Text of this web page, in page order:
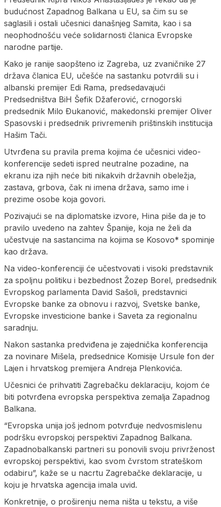
budućnost Zapadnog Balkana u EU, sa čim su se
saglasili i ostali učesnici današnjeg Samita, kao i sa
neophodnošću veće solidarnosti članica Evropske
narodne partije.
Kako je ranije saopšteno iz Zagreba, uz zvaničnike 27
država članica EU, učešće na sastanku potvrdili su i
albanski premijer Edi Rama, predsedavajući
Predsedništva BiH Šefik Džaferović, crnogorski
predsednik Milo Ðukanović, makedonski premijer Oliver
Spasovski i predsednik privremenih prištinskih institucija
Hašim Tači.
Utvrđena su pravila prema kojima će učesnici video-
konferencije sedeti ispred neutralne pozadine, na
ekranu iza njih neće biti nikakvih državnih obeležja,
zastava, grbova, čak ni imena država, samo ime i
prezime osobe koja govori.
Pozivajući se na diplomatske izvore, Hina piše da je to
pravilo uvedeno na zahtev Španije, koja ne želi da
učestvuje na sastancima na kojima se Kosovo* spominje
kao država.
Na video-konferenciji će učestvovati i visoki predstavnik
za spoljnu politiku i bezbednost Žozep Borel, predsednik
Evropskog parlamenta David Sašoli, predstavnici
Evropske banke za obnovu i razvoj, Svetske banke,
Evropske investicione banke i Saveta za regionalnu
saradnju.
Nakon sastanka predviđena je zajednička konferencija
za novinare Mišela, predsednice Komisije Ursule fon der
Lajen i hrvatskog premijera Andreja Plenkovića.
Učesnici će prihvatiti Zagrebačku deklaraciju, kojom će
biti potvrđena evropska perspektiva zemalja Zapadnog
Balkana.
“Evropska unija još jednom potvrđuje nedvosmislenu
podršku evropskoj perspektivi Zapadnog Balkana.
Zapadnobalkanski partneri su ponovili svoju privrženost
evropskoj perspektivi, kao svom čvrstom strateškom
odabiru”, kaže se u nacrtu Zagrebačke deklaracije, u
koju je hrvatska agencija imala uvid.
Konkretnije, o proširenju nema ništa u tekstu, a više